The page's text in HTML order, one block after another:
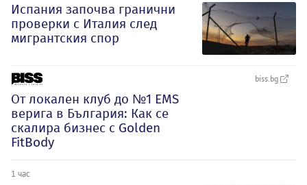
Испания започва гранични
проверки с Италия след
мигрантския спор
biss.bg
От локален клуб до №1 EMS
верига в България: Как се
скалира бизнес с Golden
FitBody
1 час